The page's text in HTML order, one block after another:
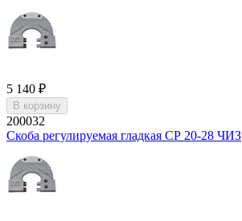
5 140 ₽
В корзину
200032
Скоба регулируемая гладкая СР 20-28 ЧИЗ